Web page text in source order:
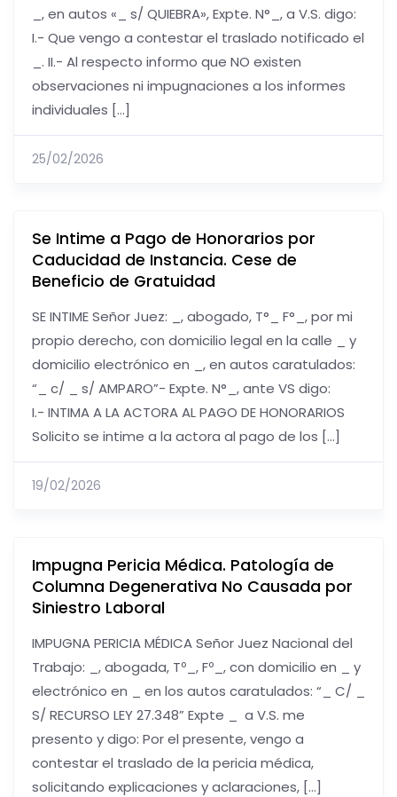
_, en autos «_ s/ QUIEBRA», Expte. N°_, a V.S. digo:
I.- Que vengo a contestar el traslado notificado el
_. II.- Al respecto informo que NO existen
observaciones ni impugnaciones a los informes
individuales […]
25/02/2026
Se Intime a Pago de Honorarios por
Caducidad de Instancia. Cese de
Beneficio de Gratuidad
SE INTIME Señor Juez: _, abogado, T°_ F°_, por mi
propio derecho, con domicilio legal en la calle _ y
domicilio electrónico en _, en autos caratulados:
“_ c/ _ s/ AMPARO”- Expte. N°_, ante VS digo:
I.- INTIMA A LA ACTORA AL PAGO DE HONORARIOS
Solicito se intime a la actora al pago de los […]
19/02/2026
Impugna Pericia Médica. Patología de
Columna Degenerativa No Causada por
Siniestro Laboral
IMPUGNA PERICIA MÉDICA Señor Juez Nacional del
Trabajo: _, abogada, Tº_, Fº_, con domicilio en _ y
electrónico en _ en los autos caratulados: “_ C/ _
S/ RECURSO LEY 27.348” Expte _ a V.S. me
presento y digo: Por el presente, vengo a
contestar el traslado de la pericia médica,
solicitando explicaciones y aclaraciones, […]